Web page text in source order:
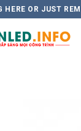
HERE OR JUST